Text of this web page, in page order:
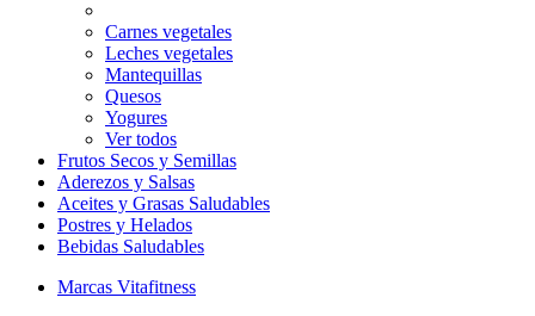
Carnes vegetales
Leches vegetales
Mantequillas
Quesos
Yogures
Ver todos
Frutos Secos y Semillas
Aderezos y Salsas
Aceites y Grasas Saludables
Postres y Helados
Bebidas Saludables
Marcas Vitafitness